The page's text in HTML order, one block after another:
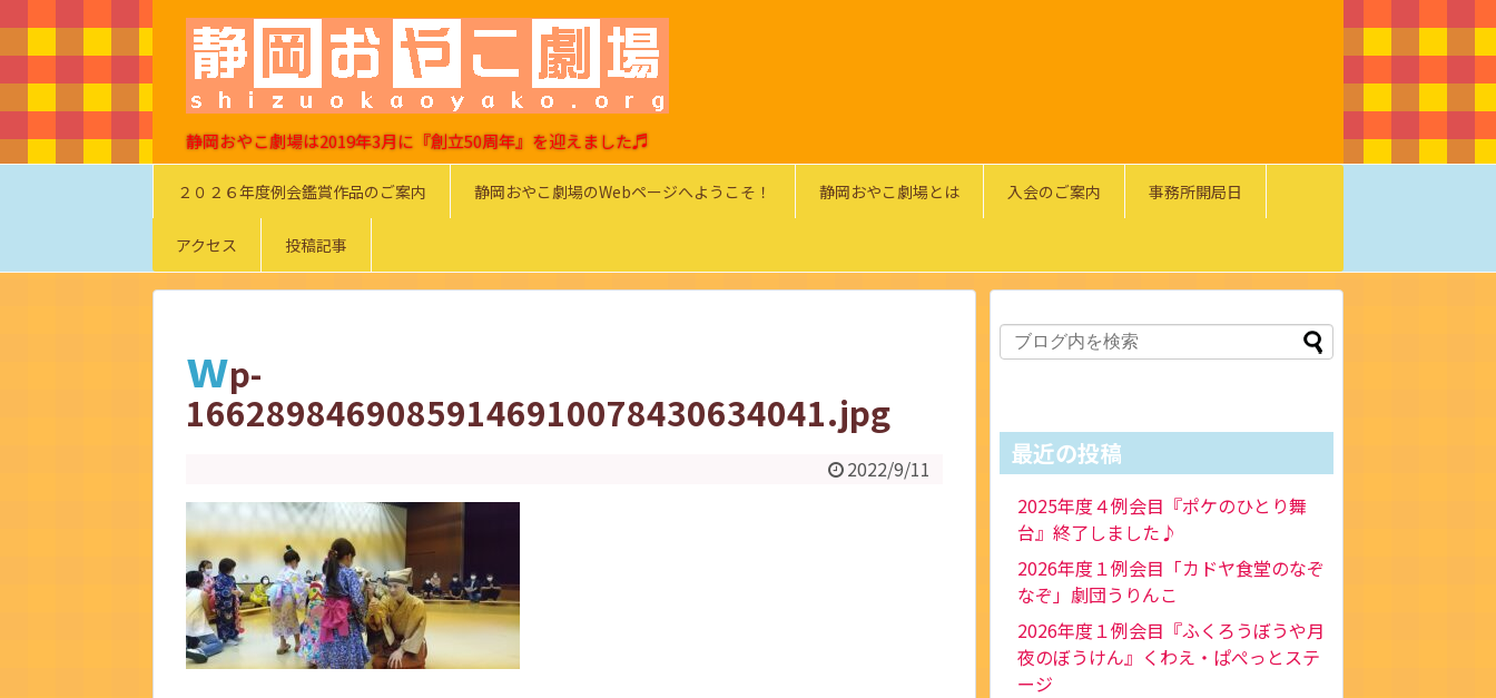
静岡おやこ劇場は2019年3月に『創立50周年』を迎えました♬
２０２６年度例会鑑賞作品のご案内 静岡おやこ劇場のWebページへようこそ！ 静岡おやこ劇場とは 入会のご案内 事務所開局日
アクセス 投稿記事
wp-
16628984690859146910078430634041.jpg
2022/9/11 最近の投稿
2025年度４例会目『ポケのひとり舞
台』終了しました♪
2026年度１例会目「カドヤ食堂のなぞ
なぞ」劇団うりんこ
2026年度１例会目『ふくろうぼうや月
夜のぼうけん』くわえ・ぱぺっとステ
ージ